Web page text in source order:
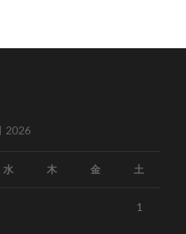
2026
水 木 金 土
1